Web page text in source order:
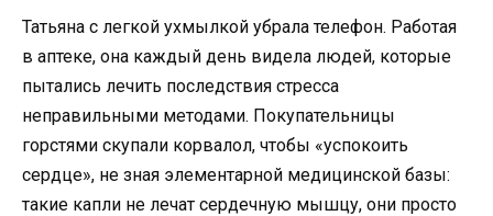
Татьяна с легкой ухмылкой убрала телефон. Работая
в аптеке, она каждый день видела людей, которые
пытались лечить последствия стресса
неправильными методами. Покупательницы
горстями скупали корвалол, чтобы «успокоить
сердце», не зная элементарной медицинской базы:
такие капли не лечат сердечную мышцу, они просто